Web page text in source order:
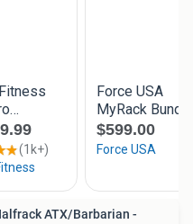
ATX/Barbarian -